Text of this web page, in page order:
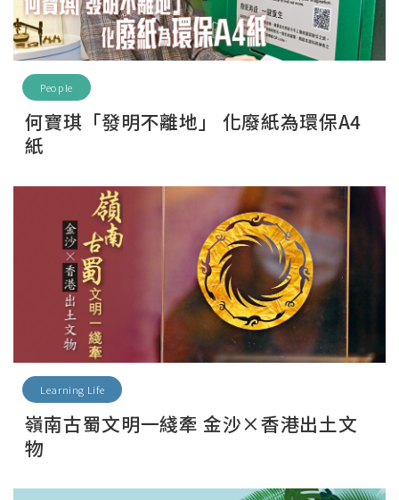
People
何寶琪「發明不離地」 化廢紙為環保A4
紙
Learning Life
嶺南古蜀文明一綫牽 金沙×香港出土文
物